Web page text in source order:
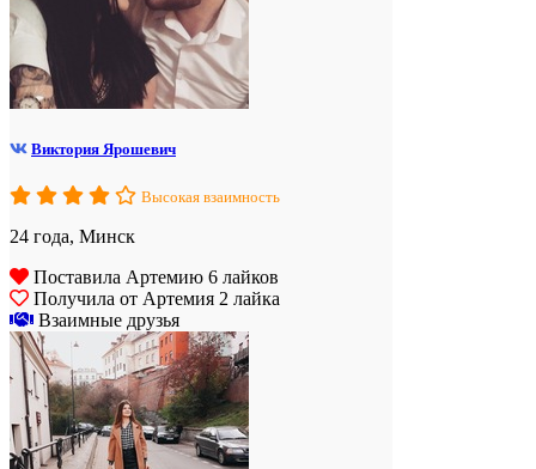
Виктория Ярошевич
Высокая взаимность
24 года, Минск
Поставила Артемию 6 лайков
Получила от Артемия 2 лайка
Взаимные друзья